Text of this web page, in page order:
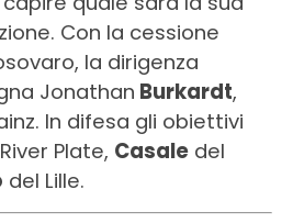
Con la cessione
la dirigenza
Jonathan Burkardt,
In difesa gli obiettivi
Plate, Casaledel
del Lille.